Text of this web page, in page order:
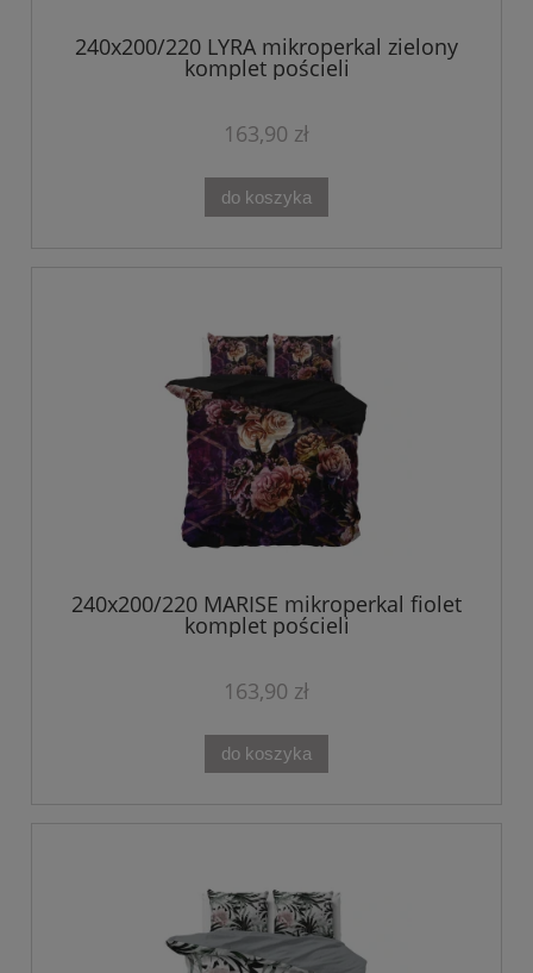
240x200/220 LYRA mikroperkal zielony
komplet pościeli
163,90 zł
do koszyka
240x200/220 MARISE mikroperkal fiolet
komplet pościeli
163,90 zł
do koszyka